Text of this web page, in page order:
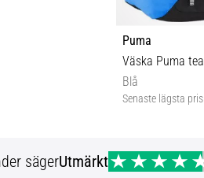
Puma
Blå
Senaste lägsta pris
sägerUtmärkt